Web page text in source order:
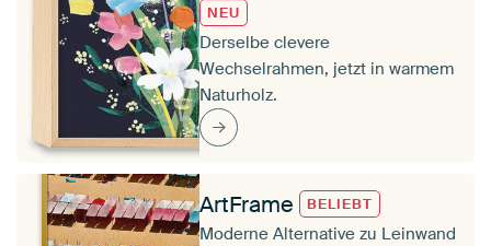
NEU
Derselbe clevere
Wechselrahmen, jetzt in warmem
Naturholz.
ArtFrame BELIEBT
Moderne Alternative zu Leinwand